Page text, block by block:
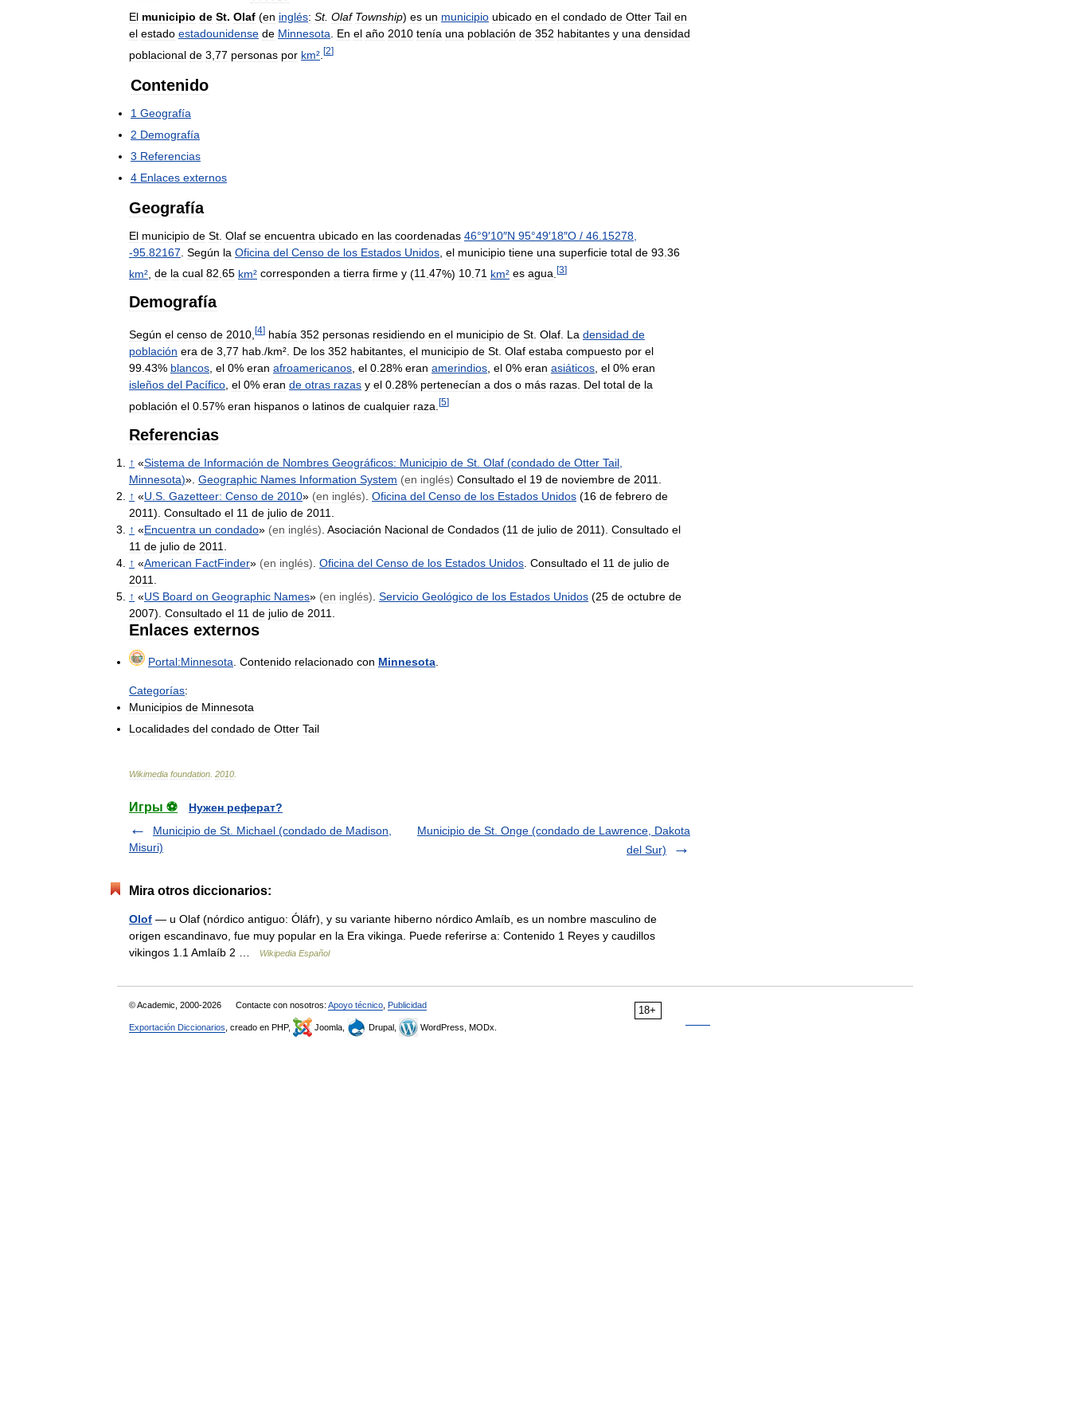
El municipio de St. Olaf (en inglés: St. Olaf Township) es un municipio ubicado en el condado de Otter Tail en
el estado estadounidense de Minnesota En el año 2010 tenía una población de 352 habitantes y una densidad
poblacional de 3 77 personas por km² [2]
Contenido
1 Geografía
2 Demografía
3 Referencias
4 Enlaces externos
Geografía
El municipio de St Olaf se encuentra ubicado en las coordenadas 46°9′10″N 95°49′18″O / 46 15278
-95 82167 Según la Oficina del Censo de los Estados Unidos el municipio tiene una superficie total de 93 36
km² de la cual 82 65 km² corresponden a tierra firme y (11 47%) 10 71 km² es agua [3]
Demografía
Según el censo de 2010 [4] había 352 personas residiendo en el municipio de St Olaf La densidad de
población era de 3 77 hab ./km². De los 352 habitantes el municipio de St Olaf estaba compuesto por el
99 43% blancos el 0% eran afroamericanos el 0 28% eran amerindios el 0% eran asiáticos el 0% eran
isleños del Pacífico el 0% eran de otras razas y el 0 28% pertenecían a dos o más razas Del total de la
población el 0 57% eran hispanos o latinos de cualquier raza [5]
Referencias
↑ «Sistema de Información de Nombres Geográficos: Municipio de St Olaf (condado de Otter Tail
Minnesota)». Geographic Names Information System (en inglés) Consultado el 19 de noviembre de 2011
↑ «U S Gazetteer: Censo de 2010» (en inglés) Oficina del Censo de los Estados Unidos (16 de febrero de
2011). Consultado el 11 de julio de 2011
↑ «Encuentra un condado» (en inglés) Asociación Nacional de Condados (11 de julio de 2011). Consultado el
11 de julio de 2011
↑ «American FactFinder» (en inglés) Oficina del Censo de los Estados Unidos Consultado el 11 de julio de
2011
↑ «US Board on Geographic Names» (en inglés) Servicio Geológico de los Estados Unidos (25 de octubre de
2007). Consultado el 11 de julio de 2011
Enlaces externos
Portal:Minnesota Contenido relacionado con Minnesota
Categorías:
Municipios de Minnesota
Localidades del condado de Otter Tail
Wikimedia foundation 2010
Игры ⚽
Нужен реферат?
Municipio de St. Michael (condado de Madison,
Misuri)
Municipio de St. Onge (condado de Lawrence, Dakota
del Sur)
Mira otros diccionarios:
Olof — u Olaf (nórdico antiguo: Óláfr), y su variante hiberno nórdico Amlaíb, es un nombre masculino de
origen escandinavo, fue muy popular en la Era vikinga. Puede referirse a: Contenido 1 Reyes y caudillos
vikingos 1.1 Amlaíb 2 …
Wikipedia Español
18+
© Academic, 2000-2026 Contacte con nosotros: Apoyo técnico Publicidad
Exportación Diccionarios , creado en PHP, Joomla, Drupal, WordPress, MODx.